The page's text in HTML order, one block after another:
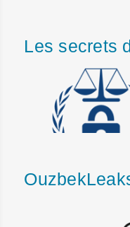
Les secrets